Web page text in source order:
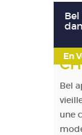
En
Bel
une